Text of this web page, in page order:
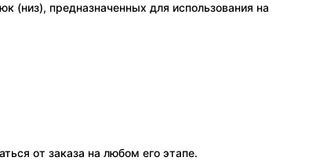
(низ), предназначенных для использования на
от заказа на любом его этапе.